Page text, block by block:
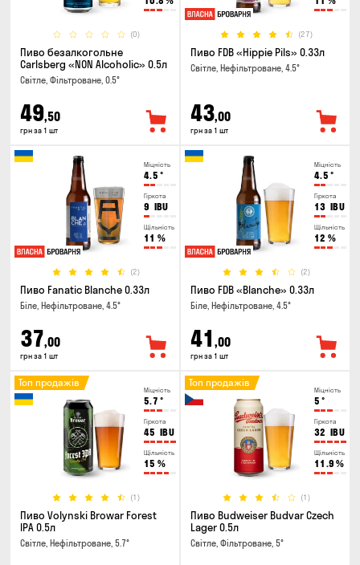
(0)
Пиво безалкогольне
Carlsberg «NON Alcoholic» 0.5л
Світле, Фільтроване, 0.5°
49,50
грн за 1 шт
(27)
Пиво FDB «Hippie Pils» 0.33л
Світле, Нефільтроване, 4.5°
43,00
грн за 1 шт
Міцність
4.5 °
Гіркота
9 IBU
Щільність
11 %
(2)
Пиво Fanatic Blanche 0.33л
Біле, Нефільтроване, 4.5°
37,00
грн за 1 шт
Міцність
4.5 °
Гіркота
13 IBU
Щільність
12 %
(2)
Пиво FDB «Blanche» 0.33л
Біле, Нефільтроване, 4.5°
41 ,00
грн за 1 шт
Міцність
5.7 °
Гіркота
45 IBU
Щільність
15 %
(1)
Топ продажів
Пиво Volynski Browar Forest
IPA 0.5л
Світле, Нефільтроване, 5.7°
Міцність
5 °
Гіркота
32 IBU
Щільність
11.9 %
(1)
Топ продажів
Пиво Budweiser Budvar Czech
Lager 0.5л
Світле, Фільтроване, 5°